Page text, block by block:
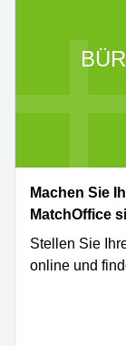
Machen Sie
MatchOffice
Stellen Sie
online und